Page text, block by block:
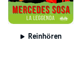
Reinhören